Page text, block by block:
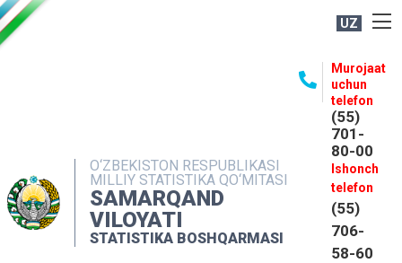
UZ
O‘ZBEKISTON RESPUBLIKASI
MILLIY STATISTIKA QO‘MITASI
SAMARQAND
VILOYATI
STATISTIKA BOSHQARMASI
Murojaat
uchun
telefon
(55)
701-
80-00
Ishonch
telefon
(55)
706-
58-60
MATBUOT XIZMATI
MUROJAATLAR
KONTAKTLAR